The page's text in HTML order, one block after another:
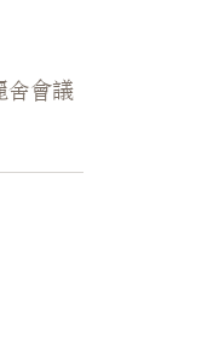
舍會議